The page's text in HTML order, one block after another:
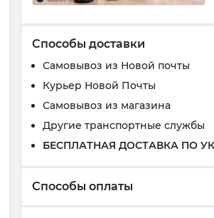
Способы доставки
Самовывоз из Новой почты
Курьер Новой Почты
Самовывоз из магазина
Другие транспортные службы
БЕСПЛАТНАЯ ДОСТАВКА ПО
Способы оплаты